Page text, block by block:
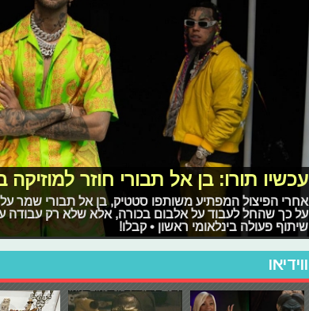
עכשיו תורו: בן אל תבורי חוזר
אחרי הפיצול המפתיע משותפו סטטיק, בן אל תבורי שמר
על כך שהחל לעבוד על אלבום בכורה, אלא שלא רק עבודה
שיתוף פעולה בינלאומי ראשון • קבלו!
ווידיאו